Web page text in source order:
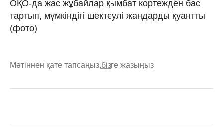
ОҚО-да жас жұбайлар қымбат кортежден бас
тартып, мүмкіндігі шектеулі жандарды қуантты
(фото)
Мәтіннен қате тапсаңыз,бізге жазыңыз